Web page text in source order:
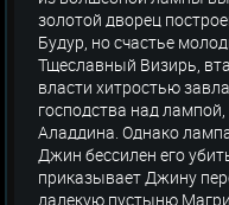
золотой дворец
Будур, но счастье
Тщеславный Визирь,
власти хитростью
господства над
Аладдина. Однако
Джин бессилен его
приказывает Джину
далекую пустыню